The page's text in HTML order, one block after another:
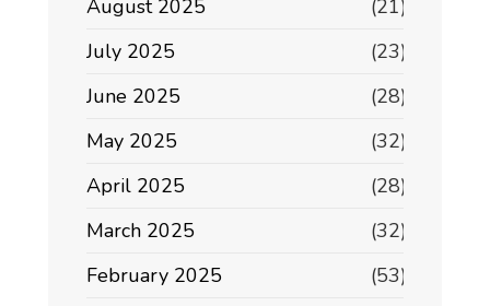
August 2025
(21)
July 2025
(23)
June 2025
(28)
May 2025
(32)
April 2025
(28)
March 2025
(32)
February 2025
(53)